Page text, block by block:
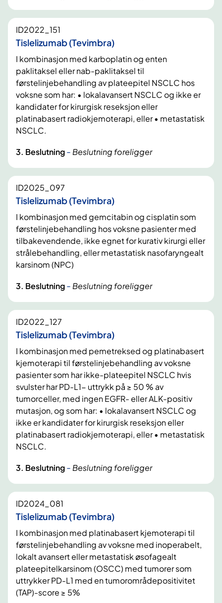
ID2022_151
Tislelizumab (Tevimbra)
I kombinasjon med karboplatin og enten
paklitaksel eller nab-paklitaksel til
førstelinjebehandling av plateepitel NSCLC hos
voksne som har: • lokalavansert NSCLC og ikke er
kandidater for kirurgisk reseksjon eller
platinabasert radiokjemoterapi, eller • metastatisk
NSCLC.
3. Beslutning- Beslutning foreligger
ID2025_097
Tislelizumab (Tevimbra)
I kombinasjon med gemcitabin og cisplatin som
førstelinjebehandling hos voksne pasienter med
tilbakevendende, ikke egnet for kurativ kirurgi eller
strålebehandling, eller metastatisk nasofaryngealt
karsinom (NPC)
3. Beslutning- Beslutning foreligger
ID2022_127
Tislelizumab (Tevimbra)
I kombinasjon med pemetreksed og platinabasert
kjemoterapi til førstelinjebehandling av voksne
pasienter som har ikke-plateepitel NSCLC hvis
svulster har PD-L1- uttrykk på ≥ 50 % av
tumorceller, med ingen EGFR- eller ALK-positiv
mutasjon, og som har: • lokalavansert NSCLC og
ikke er kandidater for kirurgisk reseksjon eller
platinabasert radiokjemoterapi, eller • metastatisk
NSCLC.
3. Beslutning- Beslutning foreligger
ID2024_081
Tislelizumab (Tevimbra)
I kombinasjon med platinabasert kjemoterapi til
førstelinjebehandling av voksne med inoperabelt,
lokalt avansert eller metastatisk øsofagealt
plateepitelkarsinom (OSCC) med tumorer som
uttrykker PD-L1 med en tumorområdepositivitet
(TAP)-score ≥ 5%